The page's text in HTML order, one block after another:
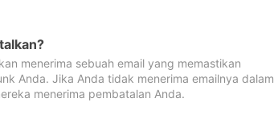
menerima sebuah email yang memastikan
Anda. Jika Anda tidak menerima emailnya dalam
menerima pembatalan Anda.